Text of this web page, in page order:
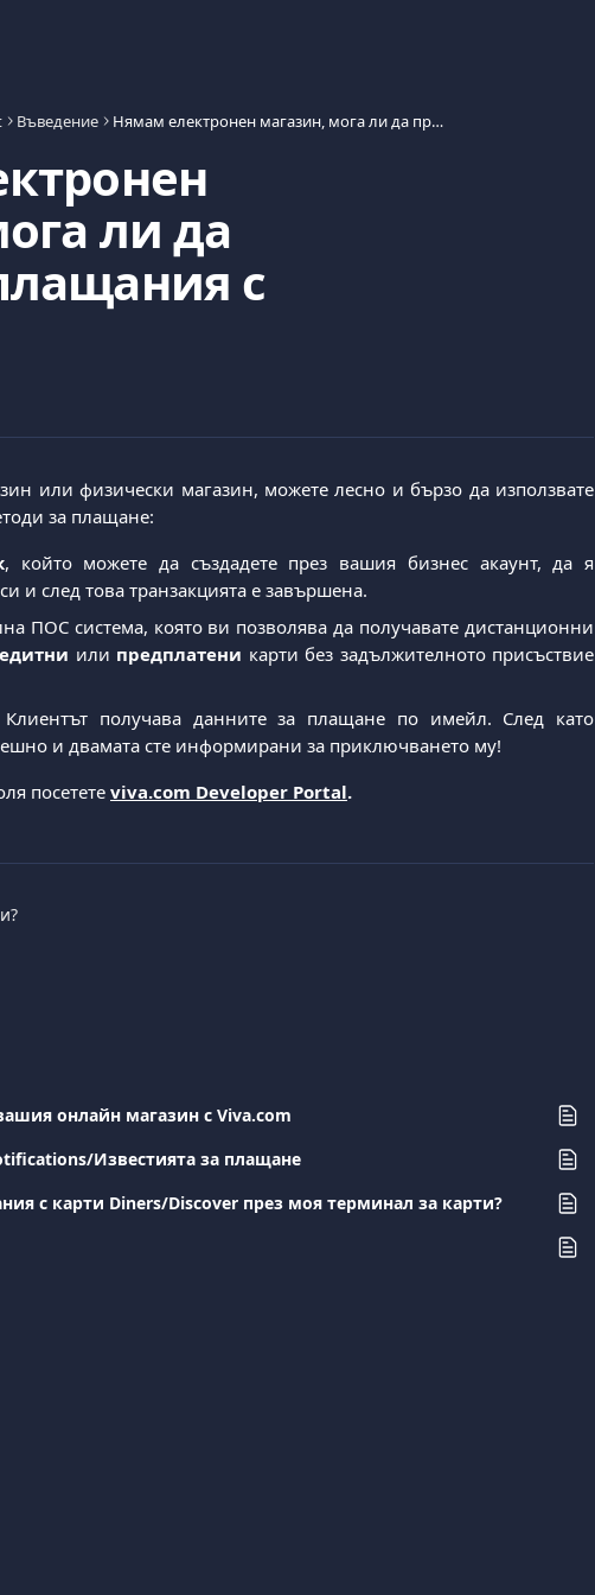
Въведение Нямам електронен магазин, мога ли да приемам плащания с карта?
ли да
с
или физически магазин, можете лесно и бързо да използвате
за плащане:
, който можете да създадете през вашия бизнес акаунт, да я
и след това транзакцията е завършена.
ПОС система, която ви позволява да получавате дистанционни
или предплатени карти без задължителното присъствие
получава данните за плащане по имейл. След като
и двамата сте информирани за приключването му!
посететеviva.com Developer Portal.
онлайн магазин с Viva.com
Известията за плащане
с карти Diners/Discover през моя терминал за карти?